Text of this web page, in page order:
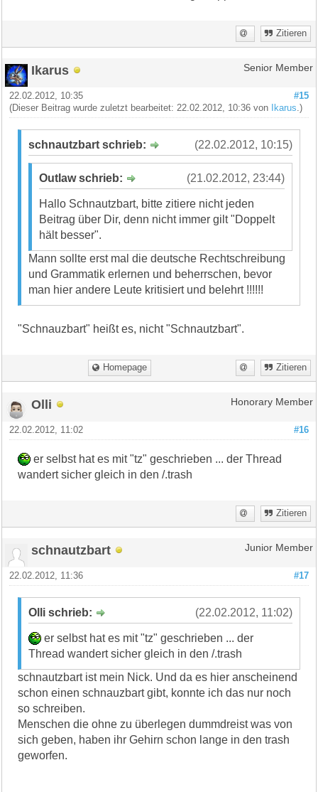
Zitieren
Ikarus Senior Member
#15
22.02.2012, 10:35
(Dieser Beitrag wurde zuletzt bearbeitet: 22.02.2012, 10:36 von
Ikarus .)
(22.02.2012, 10:15)
schnautzbart schrieb:
(21.02.2012, 23:44)
Outlaw schrieb:
Hallo Schnautzbart, bitte zitiere nicht jeden
Beitrag über Dir, denn nicht immer gilt "Doppelt
hält besser".
Mann sollte erst mal die deutsche Rechtschreibung
und Grammatik erlernen und beherrschen, bevor
man hier andere Leute kritisiert und belehrt !!!!!!
"Schnauzbart" heißt es, nicht "Schnautzbart".
Homepage Zitieren
Olli Honorary Member
#16
22.02.2012, 11:02
er selbst hat es mit "tz" geschrieben ... der Thread
wandert sicher gleich in den /.trash
Zitieren
schnautzbart Junior Member
#17
22.02.2012, 11:36
(22.02.2012, 11:02)
Olli schrieb:
er selbst hat es mit "tz" geschrieben ... der
Thread wandert sicher gleich in den /.trash
schnautzbart ist mein Nick. Und da es hier anscheinend
schon einen schnauzbart gibt, konnte ich das nur noch
so schreiben.
Menschen die ohne zu überlegen dummdreist was von
sich geben, haben ihr Gehirn schon lange in den trash
geworfen.